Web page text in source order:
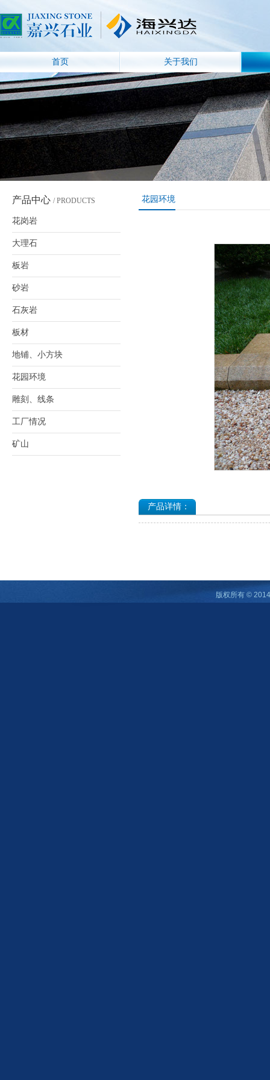
首页 关于我们
产品中心 / PRODUCTS
花岗岩
大理石
板岩
砂岩
石灰岩
板材
地铺、小方块
花园环境
雕刻、线条
工厂情况
矿山
花园环境
产品详情：
版权所有 ©